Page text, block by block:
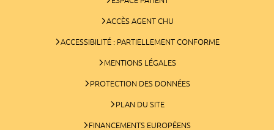
ACCÈS AGENT CHU
ACCESSIBILITÉ : PARTIELLEMENT CONFORME
MENTIONS LÉGALES
PROTECTION DES DONNÉES
PLAN DU SITE
FINANCEMENTS EUROPÉENS